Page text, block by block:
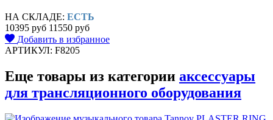
НА СКЛАДЕ: ЕСТЬ
10395 руб 11550 руб
Добавить в избранное
АРТИКУЛ: F8205
Еще товары из категории аксессуары
для трансляционного оборудования